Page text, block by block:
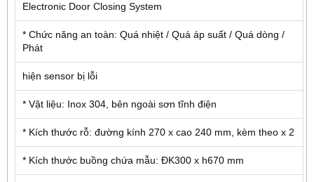
Electronic Door Closing System
* Chức năng an toàn: Quá nhiệt / Quá áp suất / Quá dòng /
Phát
hiện sensor bị lỗi
* Vật liệu: Inox 304, bên ngoài sơn tĩnh điện
* Kích thước rỗ: đường kính 270 x cao 240 mm, kèm theo x 2
* Kích thước buồng chứa mẫu: ĐK300 x h670 mm